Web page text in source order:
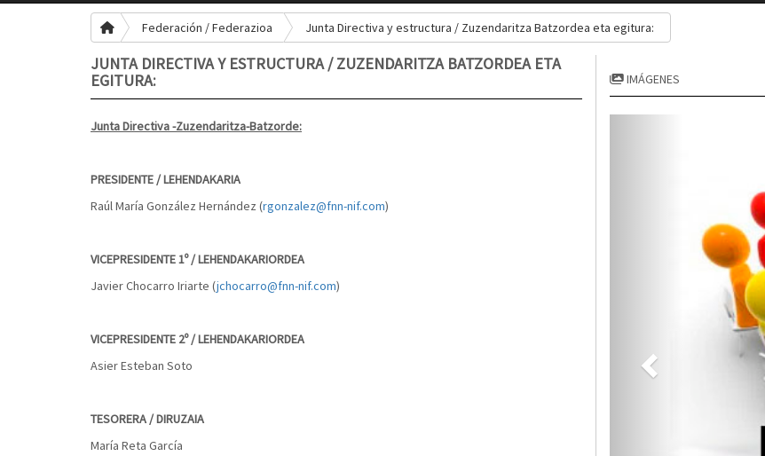
Federación / Federazioa Junta Directiva y estructura / Zuzendaritza Batzordea eta egitura:
JUNTA DIRECTIVA Y ESTRUCTURA / ZUZENDARITZA BATZORDEA ETA
EGITURA:
Junta Directiva -Zuzendaritza-Batzorde:
PRESIDENTE / LEHENDAKARIA
Raúl María González Hernández (rgonzalez@fnn-nif.com)
VICEPRESIDENTE 1º / LEHENDAKARIORDEA
Javier Chocarro Iriarte (jchocarro@fnn-nif.com)
VICEPRESIDENTE 2º / LEHENDAKARIORDEA
Asier Esteban Soto
TESORERA / DIRUZAIA
María Reta García
IMÁGENES